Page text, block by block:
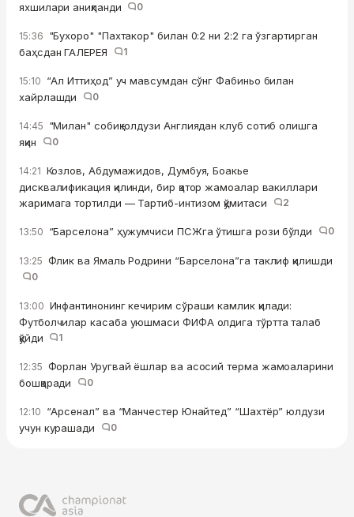
яхшилари аниқланди
0
15:36 "Бухоро" "Пахтакор" билан 0:2 ни 2:2 га ўзгартирган
баҳсдан ГАЛЕРЕЯ
1
15:10 “Ал Иттиҳод” уч мавсумдан сўнг Фабиньо билан
хайрлашди
0
14:45 "Милан" собиқ юлдузи Англиядан клуб сотиб олишга
яқин
0
14:21 Козлов, Абдумажидов, Думбуя, Боакье
дисквалификация қилинди, бир қатор жамоалар вакиллари
жаримага тортилди — Тартиб-интизом қўмитаси
2
13:50 “Барселона” ҳужумчиси ПСЖга ўтишга рози бўлди 0
13:25 Флик ва Ямаль Родрини “Барселона”га таклиф қилишди
0
13:00 Инфантинонинг кечирим сўраши камлик қилади:
Футболчилар касаба уюшмаси ФИФА олдига тўртта талаб
қўйди
1
12:35 Форлан Уругвай ёшлар ва асосий терма жамоаларини
бошқаради
0
12:10 “Арсенал” ва “Манчестер Юнайтед” “Шахтёр” юлдузи
учун курашади
0